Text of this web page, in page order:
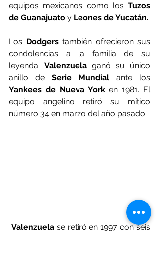
equipos mexicanos como los Tuzos
de Guanajuato y Leones de Yucatán.
Los Dodgers también ofrecieron sus
condolencias a la familia de su
leyenda. Valenzuela ganó su único
anillo de Serie Mundial
Yankees de Nueva York en 1981. El
equipo angelino retiró su mítico
número 34 en marzo del año pasado.
Valenzuela se retiró en 1997 con seis